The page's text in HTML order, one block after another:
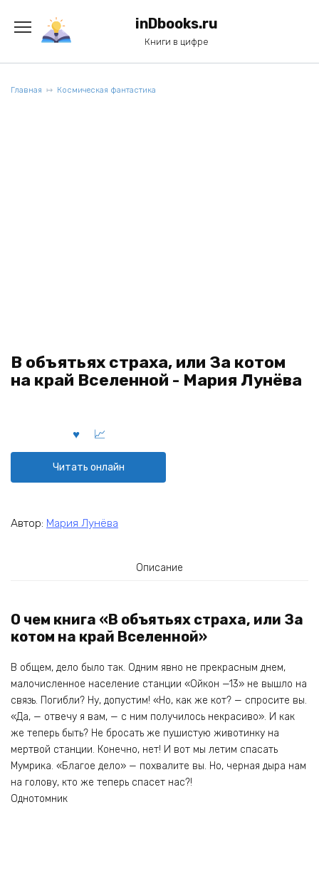
содержанию
inDbooks.ru
Книги в цифре
Главная Космическая фантастика
В объятьях страха, или За котом
на край Вселенной - Мария Лунёва
Читать онлайн
Автор: Мария Лунёва
Описание
О чем книга «В объятьях страха, или За
котом на край Вселенной»
В общем, дело было так. Одним явно не прекрасным днем,
малочисленное население станции «Ойкон —13» не вышло на
связь. Погибли? Ну, допустим! «Но, как же кот? — спросите вы.
«Да, — отвечу я вам, — с ним получилось некрасиво». И как
же теперь быть? Не бросать же пушистую животинку на
мертвой станции. Конечно, нет! И вот мы летим спасать
Мумрика. «Благое дело» — похвалите вы. Но, черная дыра нам
на голову, кто же теперь спасет нас?!
Однотомник